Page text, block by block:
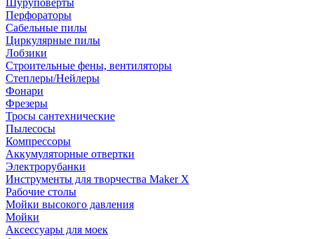
Шуруповерты
Перфораторы
Сабельные пилы
Циркулярные пилы
Лобзики
Строительные фены, вентиляторы
Степлеры/Нейлеры
Фонари
Фрезеры
Тросы сантехнические
Пылесосы
Компрессоры
Аккумуляторные отвертки
Электрорубанки
Инструменты для творчества Maker X
Рабочие столы
Мойки высокого давления
Мойки
Аксессуары для моек